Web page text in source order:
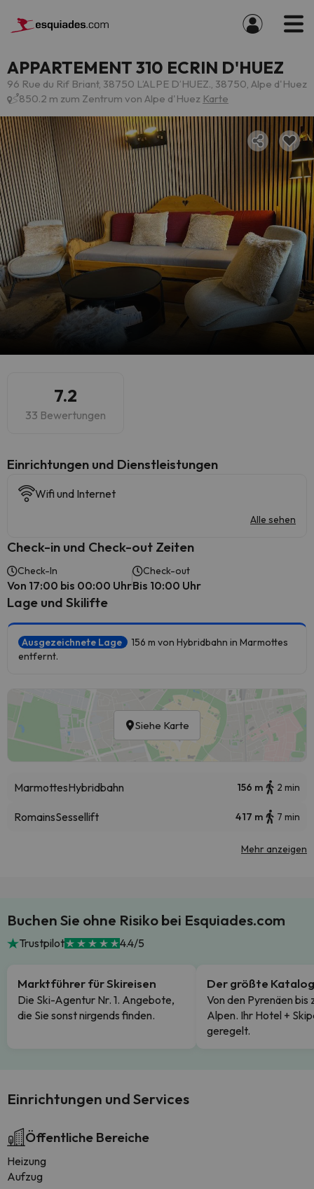
APPARTEMENT 310 ECRIN D'HUEZ
96 Rue du Rif Briant, 38750 L’ALPE D’HUEZ., 38750, Alpe d'Huez
850.2 m zum Zentrum von Alpe d'Huez Karte
7.2
33 Bewertungen
​Einrichtungen und Dienstleistungen
Wifi und Internet
Alle sehen
Check-in und Check-out Zeiten
Check-In
Von 17:00 bis 00:00 Uhr
Check-out
Bis 10:00 Uhr
Lage und Skilifte
Ausgezeichnete Lage
156 m von Hybridbahn in Marmottes
entfernt.
Siehe Karte
MarmottesHybridbahn 156 m 2 min
RomainsSessellift 417 m 7 min
Mehr anzeigen
Buchen Sie ohne Risiko bei Esquiades.com
Trustpilot 4.4/5
Marktführer für Skireisen
Die Ski-Agentur Nr. 1. Angebote,
die Sie sonst nirgends finden.
Der größte Katalog
Von den Pyrenäen bis
Alpen. Ihr Hotel +
geregelt.
Einrichtungen und Services
Öffentliche Bereiche
Heizung
Aufzug